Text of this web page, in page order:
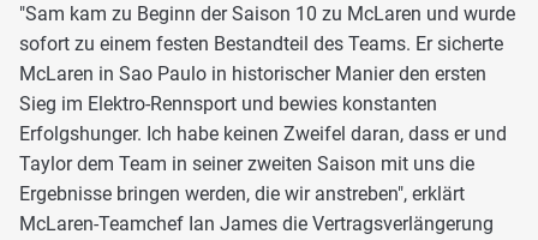
"Sam kam zu Beginn der Saison 10 zu McLaren und wurde
sofort zu einem festen Bestandteil des Teams. Er sicherte
McLaren in Sao Paulo in historischer Manier den ersten
Sieg im Elektro-Rennsport und bewies konstanten
Erfolgshunger. Ich habe keinen Zweifel daran, dass er und
Taylor dem Team in seiner zweiten Saison mit uns die
Ergebnisse bringen werden, die wir anstreben", erklärt
McLaren-Teamchef Ian James die Vertragsverlängerung